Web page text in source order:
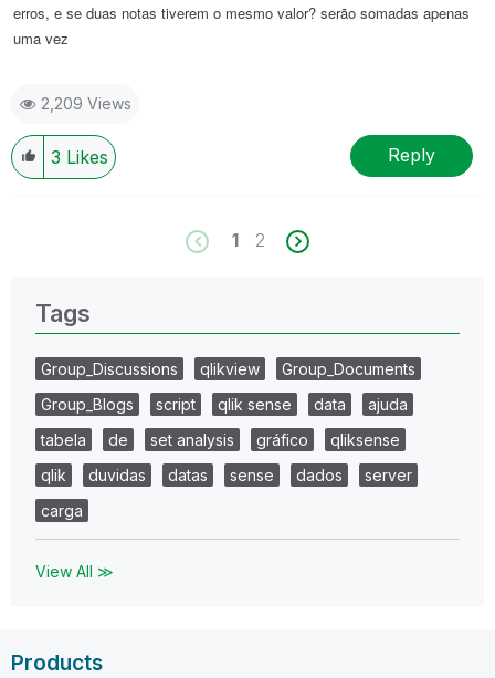
erros, e se duas notas tiverem o mesmo valor? serão somadas apenas
uma vez
2,209 Views
3 Likes Reply
1 2
Tags
Group_Discussions qlikview
Group_Documents
Group_Blogs
script qlik sense data
ajuda
tabela
de set analysis gráfico
qliksense
qlik
duvidas datas sense dados
server
carga
View All ≫
Products